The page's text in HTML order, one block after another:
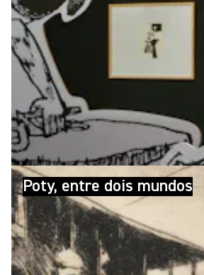
Poty, entre dois mundos